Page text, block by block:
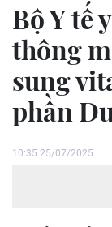
Bộ Y tế
thông
sung
phần
10:35 25/07/2025